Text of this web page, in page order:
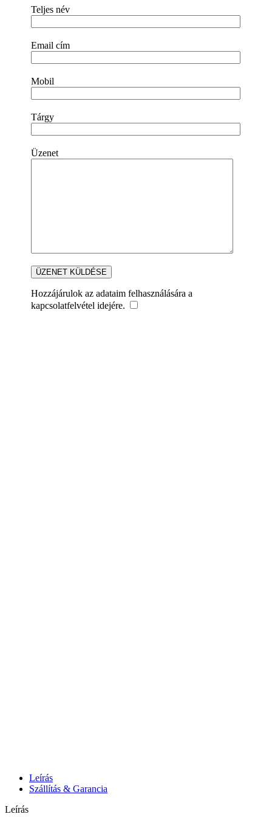
Teljes név
Email cím
Mobil
Tárgy
Üzenet
Hozzájárulok az adataim felhasználására a
kapcsolatfelvétel idejére.
Leírás
Szállítás & Garancia
Leírás